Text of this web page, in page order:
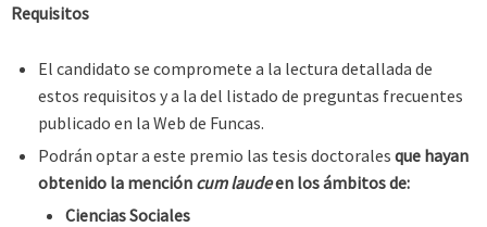
Requisitos
El candidato se compromete a la lectura detallada de
estos requisitos y a la del listado de preguntas frecuentes
publicado en la Web de Funcas.
Podrán optar a este premio las tesis doctorales que hayan
obtenido la mención cum laudeen los ámbitos de:
Ciencias Sociales